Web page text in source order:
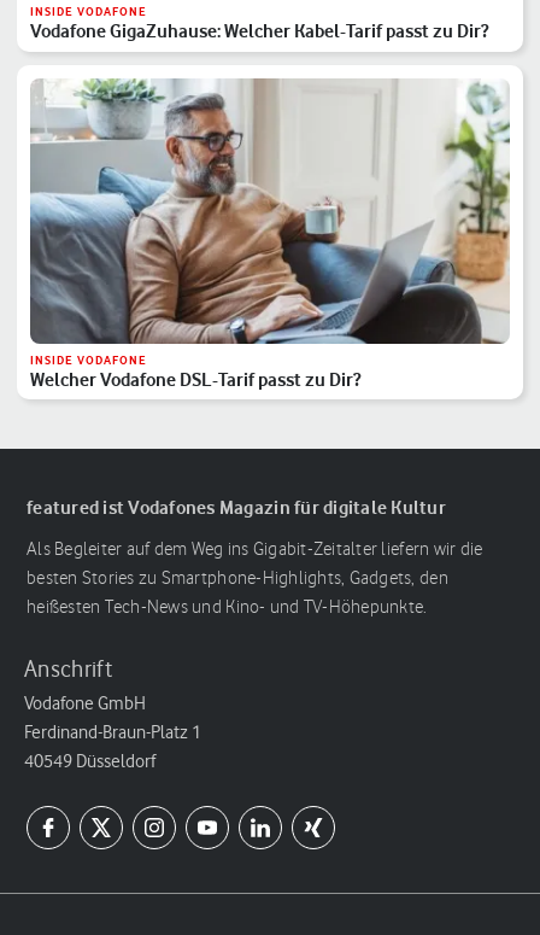
INSIDE VODAFONE
Vodafone GigaZuhause: Welcher Kabel-Tarif passt zu Dir?
INSIDE VODAFONE
Welcher Vodafone DSL-Tarif passt zu Dir?
featured ist Vodafones Magazin für digitale Kultur
Als Begleiter auf dem Weg ins Gigabit-Zeitalter liefern wir die
besten Stories zu Smartphone-Highlights, Gadgets, den
heißesten Tech-News und Kino- und TV-Höhepunkte.
Anschrift
Vodafone GmbH
Ferdinand-Braun-Platz 1
40549 Düsseldorf